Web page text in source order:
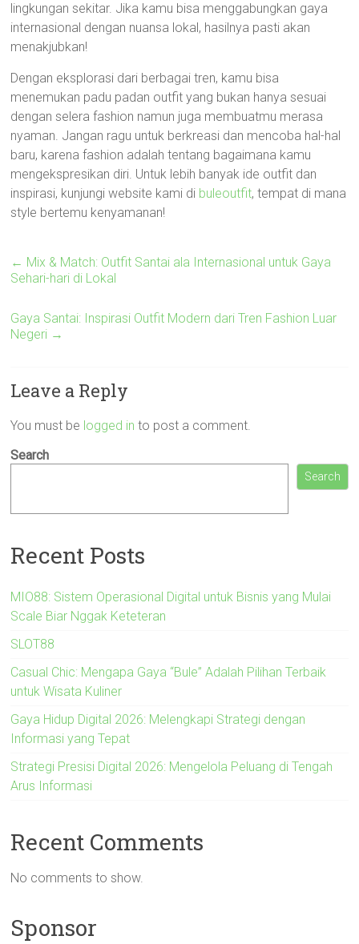
lingkungan sekitar. Jika kamu bisa menggabungkan gaya
internasional dengan nuansa lokal, hasilnya pasti akan
menakjubkan!
Dengan eksplorasi dari berbagai tren, kamu bisa
menemukan padu padan outfit yang bukan hanya sesuai
dengan selera fashion namun juga membuatmu merasa
nyaman. Jangan ragu untuk berkreasi dan mencoba hal-hal
baru, karena fashion adalah tentang bagaimana kamu
mengekspresikan diri. Untuk lebih banyak ide outfit dan
inspirasi, kunjungi website kami di buleoutfit, tempat di mana
style bertemu kenyamanan!
← Mix & Match: Outfit Santai ala Internasional untuk Gaya
Sehari-hari di Lokal
Gaya Santai: Inspirasi Outfit Modern dari Tren Fashion Luar
Negeri →
Leave a Reply
You must be logged in to post a comment.
Search
Search
Recent Posts
MIO88: Sistem Operasional Digital untuk Bisnis yang Mulai
Scale Biar Nggak Keteteran
SLOT88
Casual Chic: Mengapa Gaya “Bule” Adalah Pilihan Terbaik
untuk Wisata Kuliner
Gaya Hidup Digital 2026: Melengkapi Strategi dengan
Informasi yang Tepat
Strategi Presisi Digital 2026: Mengelola Peluang di Tengah
Arus Informasi
Recent Comments
No comments to show.
Sponsor